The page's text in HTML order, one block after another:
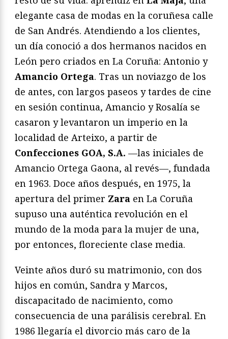
elegante casa de modas en la coruñesa calle
de San Andrés. Atendiendo a los clientes,
un día conoció a dos hermanos nacidos en
León pero criados en La Coruña: Antonio y
Amancio Ortega. Tras un noviazgo de los
de antes, con largos paseos y tardes de cine
en sesión continua, Amancio y Rosalía se
casaron y levantaron un imperio en la
localidad de Arteixo, a partir de
Confecciones GOA, S.A. —las iniciales de
Amancio Ortega Gaona, al revés—, fundada
en 1963. Doce años después, en 1975, la
apertura del primer Zara en La Coruña
supuso una auténtica revolución en el
mundo de la moda para la mujer de una,
por entonces, floreciente clase media.
Veinte años duró su matrimonio, con dos
hijos en común, Sandra y Marcos,
discapacitado de nacimiento, como
consecuencia de una parálisis cerebral. En
1986 llegaría el divorcio más caro de la